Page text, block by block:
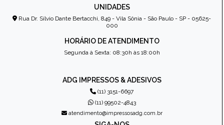
UNIDADES
Rua Dr. Sílvio Dante Bertacchi, 849 - Vila Sônia - São Paulo - SP - 05625-
000
HORÁRIO DE ATENDIMENTO
Segunda à Sexta: 08:30h às 18:00h
ADG IMPRESSOS & ADESIVOS
(11) 3151-6697
(11) 99502-4843
atendimento@impressosadg.com.br